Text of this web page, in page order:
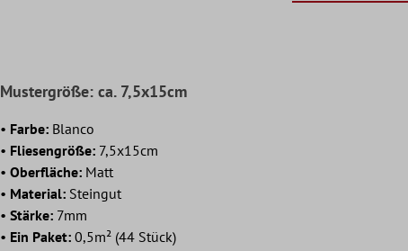
Mustergröße: ca. 7,5x15cm
• Farbe: Blanco
• Fliesengröße: 7,5x15cm
• Oberfläche: Matt
• Material: Steingut
• Stärke: 7mm
• Ein Paket: 0,5m² (44 Stück)